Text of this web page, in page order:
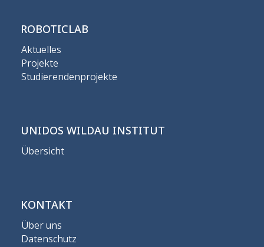
ROBOTICLAB
Aktuelles
Projekte
Studierendenprojekte
UNIDOS WILDAU INSTITUT
Übersicht
KONTAKT
Über uns
Datenschutz